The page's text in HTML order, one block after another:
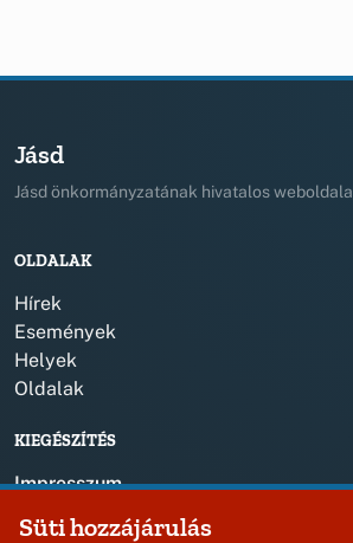
Jásd
Jásd önkormányzatának hivatalos weboldala
OLDALAK
Hírek
Események
Helyek
Oldalak
KIEGÉSZÍTÉS
Impresszum
KAPCSOLAT
Süti hozzájárulás